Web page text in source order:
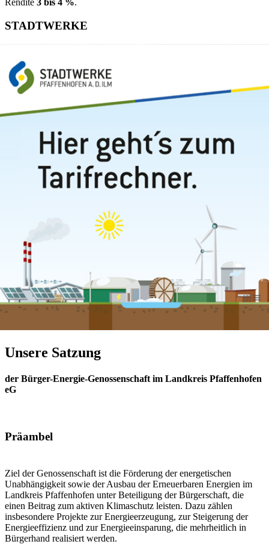
Rendite 3 bis 4 %.
STADTWERKE
Unsere Satzung
der Bürger-Energie-Genossenschaft im Landkreis Pfaffenhofen
eG
Präambel
Ziel der Genossenschaft ist die Förderung der energetischen
Unabhängigkeit sowie der Ausbau der Erneuerbaren Energien im
Landkreis Pfaffenhofen unter Beteiligung der Bürgerschaft, die
einen Beitrag zum aktiven Klimaschutz leisten. Dazu zählen
insbesondere Projekte zur Energieerzeugung, zur Steigerung der
Energieeffizienz und zur Energieeinsparung, die mehrheitlich in
Bürgerhand realisiert werden.